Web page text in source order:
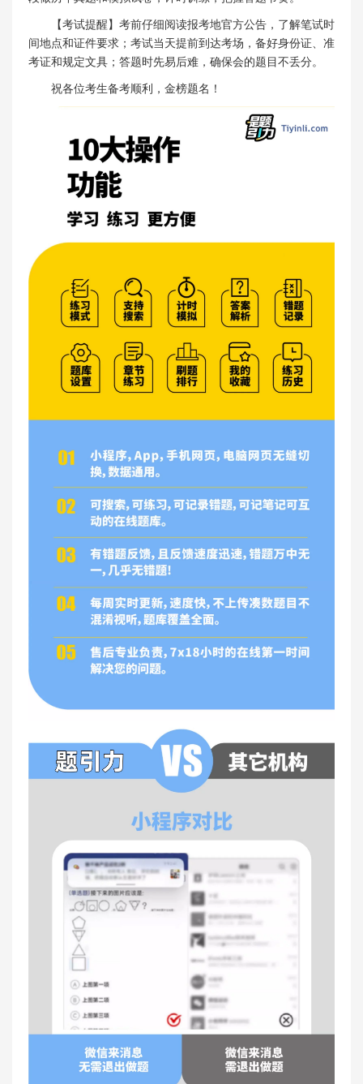
【考试提醒】考前仔细阅读报考地官方公告，了解笔试时
间地点和证件要求；考试当天提前到达考场，备好身份证、准
考证和规定文具；答题时先易后难，确保会的题目不丢分。
祝各位考生备考顺利，金榜题名！